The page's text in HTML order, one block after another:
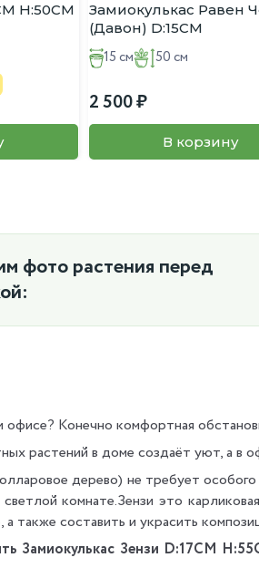
H:50CM
Замиокулькас Равен
(Давон) D:15CM
15 см 50 см
2 500
В корзину
фото растения перед
офисе? Конечно комфортная
растений в доме создаёт уют, а
дерево) не требует
комнате.Зензи это
также составить и украсить
Замиокулькас Зензи D:17CM